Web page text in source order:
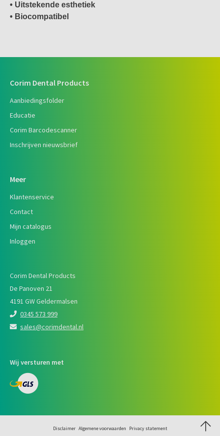
• Uitstekende esthetiek
• Biocompatibel
Corim Dental Products
Aanbiedingsfolder
Educatie
Corim Barcodescanner
Inschrijven nieuwsbrief
Meer
Klantenservice
Contact
Mijn catalogus
Inloggen
Corim Dental Products
De Panoven 21
4191 GW Geldermalsen
0345 573 999
sales@corimdental.nl
Wij versturen met
Disclaimer Algemene voorwaarden Privacy statement